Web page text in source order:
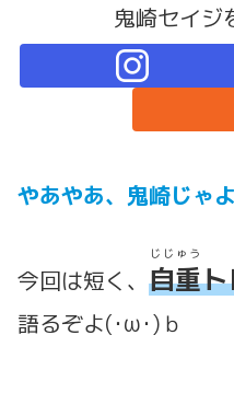
鬼崎セイジ
やあやあ、鬼崎じゃよ
今回は短く、 自重
じじゅう
語るぞよ(･ω･)ｂ